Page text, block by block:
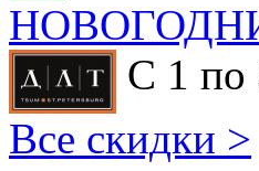
С 1 по
Все скидки >